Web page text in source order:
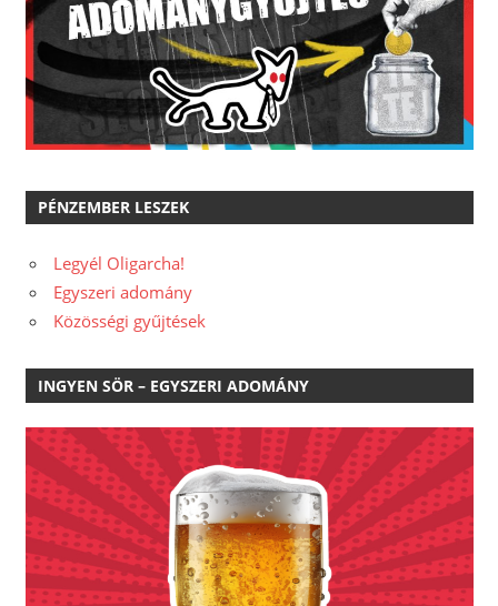
PÉNZEMBER LESZEK
Legyél Oligarcha!
Egyszeri adomány
Közösségi gyűjtések
INGYEN SÖR – EGYSZERI ADOMÁNY